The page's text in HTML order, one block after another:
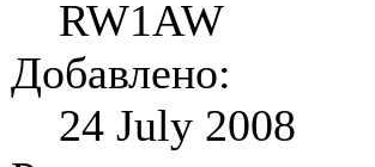
RW1AW
Добавлено:
24 July 2008